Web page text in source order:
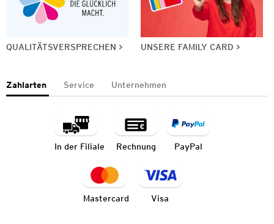
QUALITÄTSVERSPRECHEN UNSERE FAMILY CARD
Zahlarten Service Unternehmen
In der Filiale Rechnung PayPal
Mastercard Visa